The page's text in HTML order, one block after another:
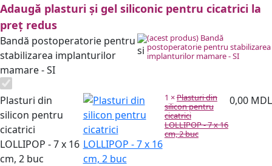
Adaugă plasturi și gel siliconic pentru cicatrici la
preț redus
Bandă postoperatorie pentru
stabilizarea implanturilor
mamare - SI
(acest produs) Bandă
postoperatorie pentru stabilizarea
implanturilor mamare - SI
Plasturi din
silicon pentru
cicatrici
LOLLIPOP - 7 x 16
cm, 2 buc
1 ×Plasturi din
silicon pentru
cicatrici
LOLLIPOP - 7 x 16
cm, 2 buc
0,00 MDL